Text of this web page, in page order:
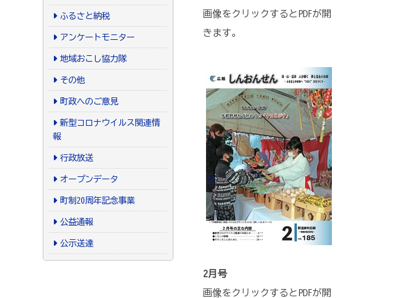
ふるさと納税
アンケートモニター
地域おこし協力隊
その他
町政へのご意見
新型コロナウイルス関連情
報
行政放送
オープンデータ
町制20周年記念事業
公益通報
公示送達
画像をクリックするとPDFが開
きます。
2月号
画像をクリックするとPDFが開